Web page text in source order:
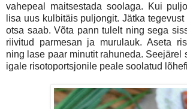
vahepeal maitsestada soolaga. Kui
lisa uus kulbitäis puljongit. Jätka
otsa saab. Võta pann tulelt ning sega
riivitud parmesan ja murulauk. Aseta
ning lase paar minutit rahuneda. Seejärel
igale risotoportsjonile peale soolatud